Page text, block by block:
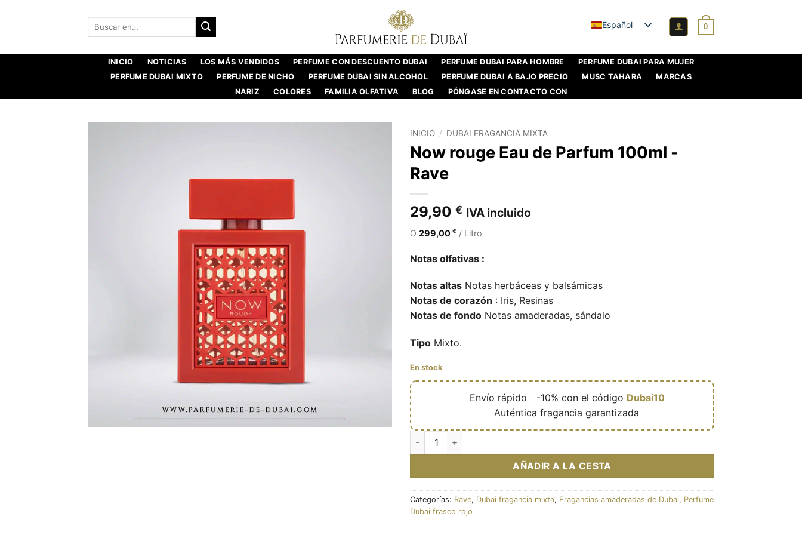
Buscar: Español 0
INICIO NOTICIAS LOS MÁS VENDIDOS PERFUME CON DESCUENTO DUBAI PERFUME DUBAI PARA HOMBRE
PERFUME DUBAI PARA MUJER
PERFUME DUBAI MIXTO
PERFUME DE NICHO PERFUME DUBAI SIN ALCOHOL PERFUME DUBAI A BAJO PRECIO MUSC TAHARA
MARCAS
NARIZ
COLORES FAMILIA OLFATIVA BLOG PÓNGASE EN CONTACTO CON
INICIO / DUBAI FRAGANCIA MIXTA
Now rouge Eau de Parfum 100ml -
Rave
29,90 € IVA incluido
O 299,00 € / Litro
Notas olfativas :
Notas altas Notas herbáceas y balsámicas
Notas de corazón : Iris, Resinas
Notas de fondo Notas amaderadas, sándalo
Tipo Mixto.
En stock
Envío rápido -10% con el código Dubai10
Auténtica fragancia garantizada
Eau de parfum Now rouge 100ml - Rave cantidad
AÑADIR A LA CESTA
Categorías: Rave, Dubai fragancia mixta, Fragancias amaderadas de Dubai, Perfume
Dubai frasco rojo